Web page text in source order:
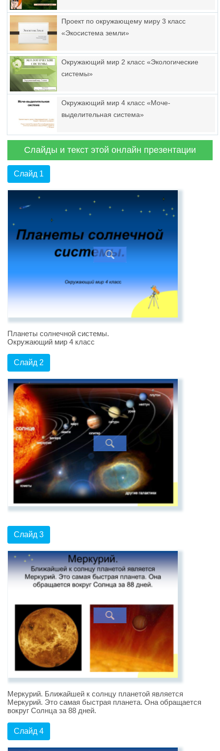
Проект по окружающему миру 3 класс
«Экосистема земли»
Окружающий мир 2 класс «Экологические
системы»
Окружающий мир 4 класс «Моче-
выделительная система»
Слайды и текст этой онлайн презентации
Слайд 1
Планеты солнечной системы.
Окружающий мир 4 класс
Слайд 2
Слайд 3
Меркурий. Ближайшей к солнцу планетой является
Меркурий. Это самая быстрая планета. Она обращается
вокруг Солнца за 88 дней.
Слайд 4